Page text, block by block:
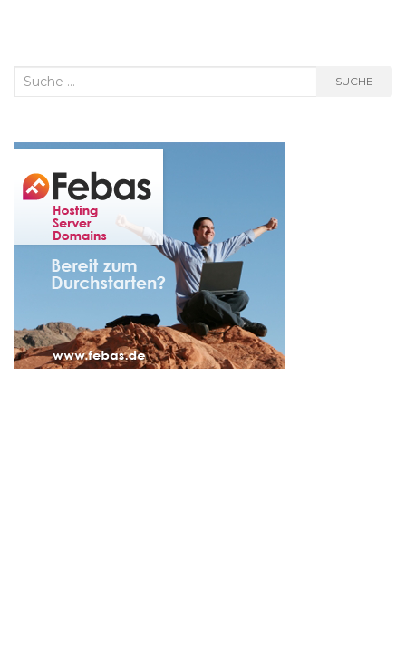
Suche
SUCHE